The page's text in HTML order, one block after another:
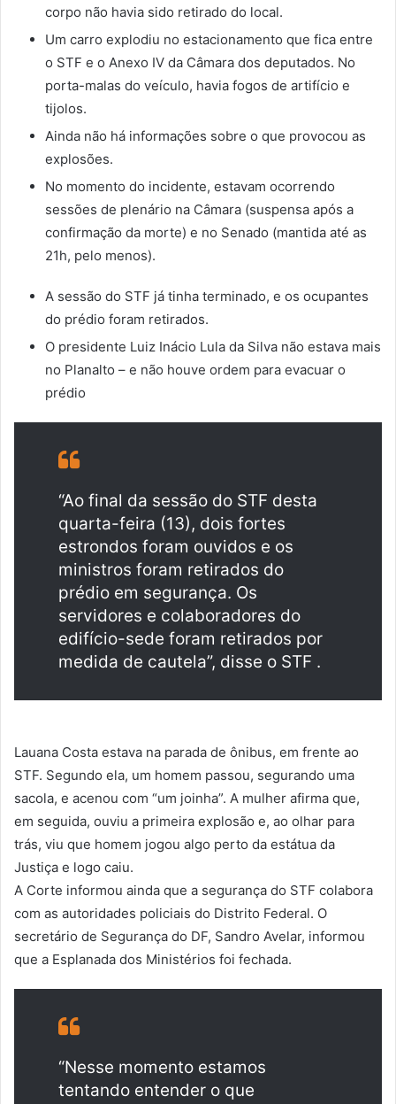
corpo não havia sido retirado do local.
Um carro explodiu no estacionamento que fica entre
o STF e o Anexo IV da Câmara dos deputados. No
porta-malas do veículo, havia fogos de artifício e
tijolos.
Ainda não há informações sobre o que provocou as
explosões.
No momento do incidente, estavam ocorrendo
sessões de plenário na Câmara (suspensa após a
confirmação da morte) e no Senado (mantida até as
21h, pelo menos).
A sessão do STF já tinha terminado, e os ocupantes
do prédio foram retirados.
O presidente Luiz Inácio Lula da Silva não estava mais
no Planalto – e não houve ordem para evacuar o
prédio
“Ao final da sessão do STF desta
quarta-feira (13), dois fortes
estrondos foram ouvidos e os
ministros foram retirados do
prédio em segurança. Os
servidores e colaboradores do
edifício-sede foram retirados por
medida de cautela”, disse o STF .
Lauana Costa estava na parada de ônibus, em frente ao
STF. Segundo ela, um homem passou, segurando uma
sacola, e acenou com “um joinha”. A mulher afirma que,
em seguida, ouviu a primeira explosão e, ao olhar para
trás, viu que homem jogou algo perto da estátua da
Justiça e logo caiu.
A Corte informou ainda que a segurança do STF colabora
com as autoridades policiais do Distrito Federal. O
secretário de Segurança do DF, Sandro Avelar, informou
que a Esplanada dos Ministérios foi fechada.
“Nesse momento estamos
tentando entender o que